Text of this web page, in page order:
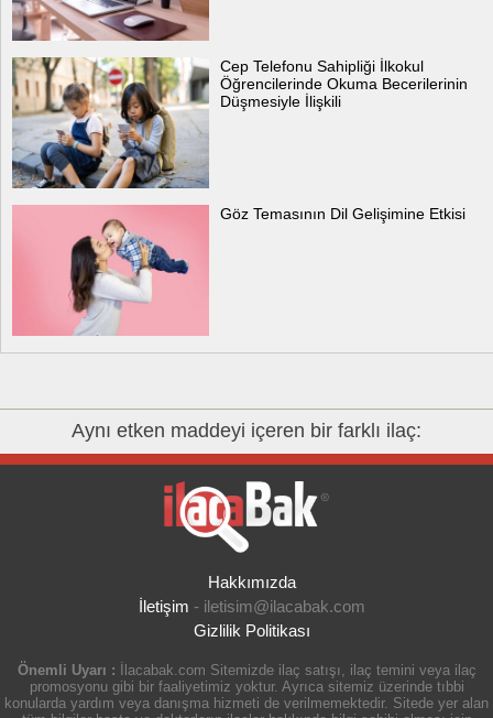
Cep Telefonu Sahipliği İlkokul
Öğrencilerinde Okuma Becerilerinin
Düşmesiyle İlişkili
Göz Temasının Dil Gelişimine Etkisi
Aynı etken maddeyi içeren bir farklı ilaç:
Hakkımızda
İletişim - iletisim@ilacabak.com
Gizlilik Politikası
Önemli Uyarı : İlacabak.com Sitemizde ilaç satışı, ilaç temini veya ilaç
promosyonu gibi bir faaliyetimiz yoktur. Ayrıca sitemiz üzerinde tıbbi
konularda yardım veya danışma hizmeti de verilmemektedir. Sitede yer alan